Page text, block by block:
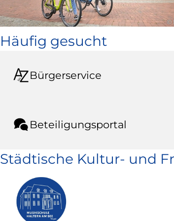
©
Häufig gesucht
Bürgerservice
Beteiligungsportal
Städtische Kultur- und